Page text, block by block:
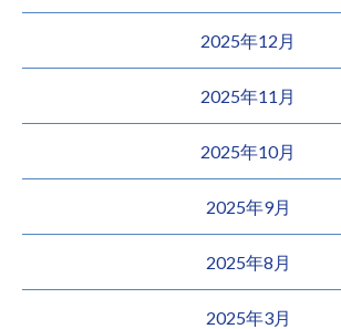
2025年12月
2025年11月
2025年10月
2025年9月
2025年8月
2025年3月